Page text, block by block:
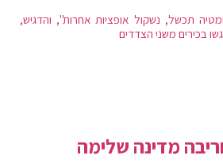
ורוסיה, וסיפחה את רפובליקת טקסס והוואי.
העבדות בארצות הברית הובילו לפריצתה
החוקית בארצות הברית. מלחמת ארצות
לאחר מלחמת העולם השנייה, הייתה לחברה קבועה במועצת הביטחון של האומות המאוחדות מ-17 בינואר 1946, והמייסדת של הברית הצפון
הצבא הנחשב לחזק והמתקדם בתבל, עם חילות הים
תכשל, נשקול אופציות אחרות", והדגיש,
בכירים משני הצדדים
מדינה שלימה